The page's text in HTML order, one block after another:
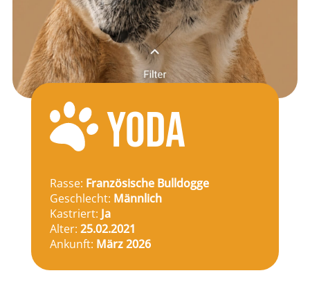
YODA
Rasse: Französische Bulldogge
Geschlecht: Männlich
Kastriert: Ja
Alter: 25.02.2021
Ankunft: März 2026